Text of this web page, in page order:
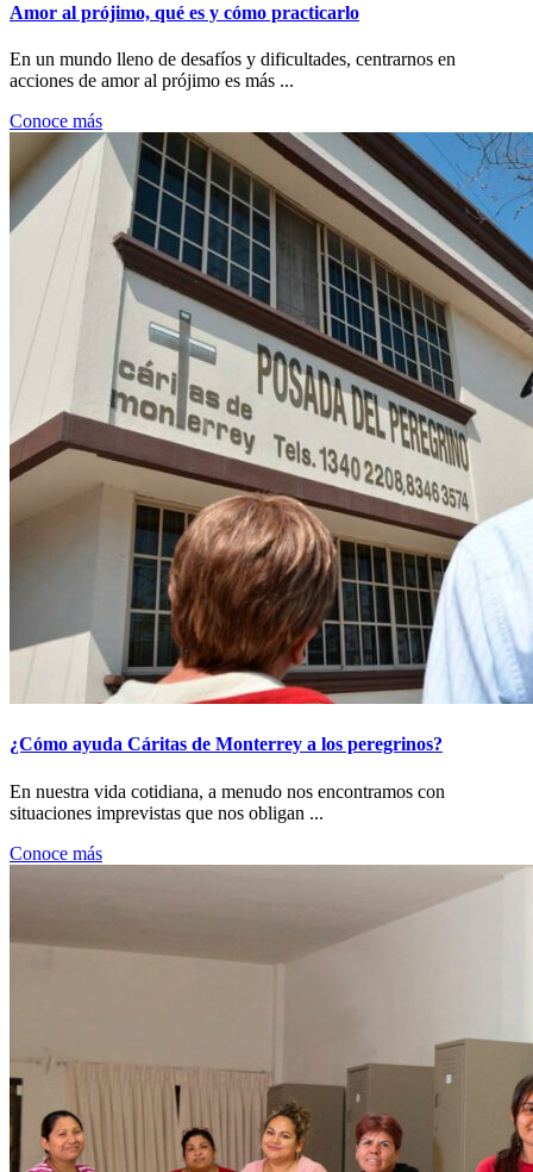
Amor al prójimo, qué es y cómo practicarlo
En un mundo lleno de desafíos y dificultades, centrarnos en
acciones de amor al prójimo es más ...
Conoce más
¿Cómo ayuda Cáritas de Monterrey a los peregrinos?
En nuestra vida cotidiana, a menudo nos encontramos con
situaciones imprevistas que nos obligan ...
Conoce más